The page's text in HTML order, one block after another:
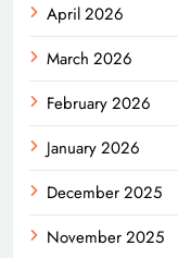
April 2026
March 2026
February 2026
January 2026
December 2025
November 2025